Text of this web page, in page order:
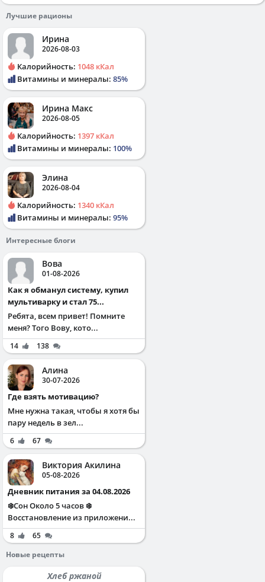
Лучшие рационы
Ирина
2026-08-03
Калорийность: 1048 кКал
Витамины и минералы: 85%
Ирина Макс
2026-08-05
Калорийность: 1397 кКал
Витамины и минералы: 100%
Элина
2026-08-04
Калорийность: 1340 кКал
Витамины и минералы: 95%
Интересные блоги
Вова
01-08-2026
Как я обманул систему, купил
мультиварку и стал 75...
Ребята, всем привет! Помните
меня? Того Вову, кото...
14 138
Алина
30-07-2026
Где взять мотивацию?
Мне нужна такая, чтобы я хотя бы
пару недель в зел...
6 67
Виктория Акилина
05-08-2026
Дневник питания за 04.08.2026
❄️Сон Около 5 часов ❄️
Восстановление из приложени...
8
65
Новые рецепты
Хлеб ржаной